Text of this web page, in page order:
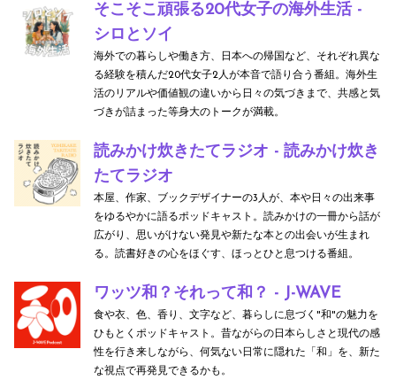
そこそこ頑張る20代女子の海外生活 -
シロとソイ
海外での暮らしや働き方、日本への帰国など、それぞれ異な
る経験を積んだ20代女子2人が本音で語り合う番組。海外生
活のリアルや価値観の違いから日々の気づきまで、共感と気
づきが詰まった等身大のトークが満載。
読みかけ炊きたてラジオ - 読みかけ炊き
たてラジオ
本屋、作家、ブックデザイナーの3人が、本や日々の出来事
をゆるやかに語るポッドキャスト。読みかけの一冊から話が
広がり、思いがけない発見や新たな本との出会いが生まれ
る。読書好きの心をほぐす、ほっとひと息つける番組。
ワッツ和？それって和？ - J-WAVE
食や衣、色、香り、文字など、暮らしに息づく"和"の魅力を
ひもとくポッドキャスト。昔ながらの日本らしさと現代の感
性を行き来しながら、何気ない日常に隠れた「和」を、新た
な視点で再発見できるかも。